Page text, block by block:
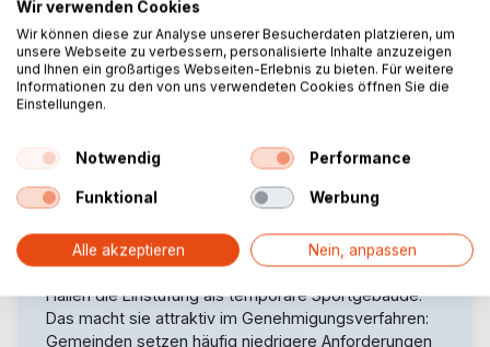
Breite von 10 bis 30 Metern
Robuste Konstruktion mit der Anmutung eines
Geeignet für den jahrelangen Einsatz als
Trainingshalle oder Multi-Sporthalle
Voll isoliert für maximalen Komfort und
Schallschutz
Trotz ihrer stabilen Bauweise behalten auch diese
Hallen die Einstufung als temporäre Sportgebäude.
Das macht sie attraktiv im Genehmigungsverfahren:
Gemeinden setzen häufig niedrigere Anforderungen
Wir verwenden Cookies
Wir können diese zur Analyse unserer Besucherdaten platzieren, um
unsere Webseite zu verbessern, personalisierte Inhalte anzuzeigen
und Ihnen ein großartiges Webseiten-Erlebnis zu bieten. Für weitere
Informationen zu den von uns verwendeten Cookies öffnen Sie die
Einstellungen.
Notwendig Performance
Funktional Werbung
Alle akzeptieren Nein, anpassen